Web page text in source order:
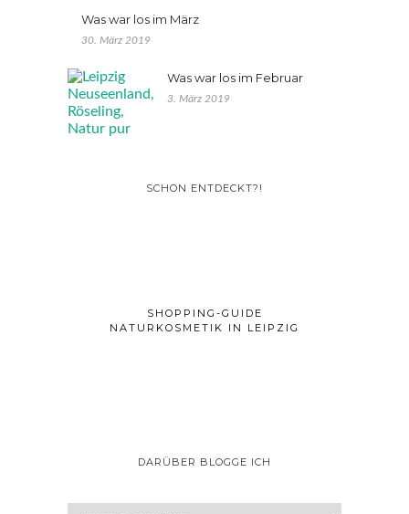
Was war los im März
30. März 2019
Was war los im Februar
3. März 2019
SCHON ENTDECKT?!
SHOPPING-GUIDE
NATURKOSMETIK IN LEIPZIG
DARÜBER BLOGGE ICH